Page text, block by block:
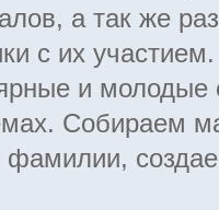
а так же
с их
и молодые
Собираем
фамилии,